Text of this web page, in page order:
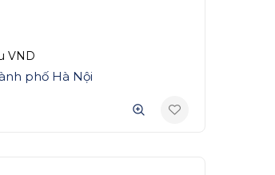
VND
phố Hà Nội